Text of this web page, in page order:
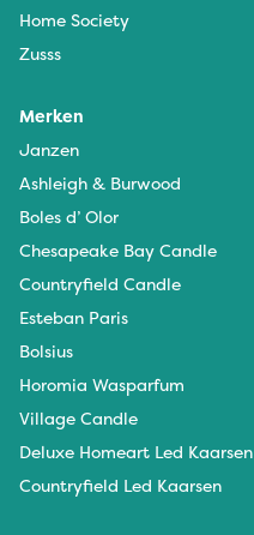
Home Society
Zusss
Merken
Janzen
Ashleigh & Burwood
Boles d’ Olor
Chesapeake Bay Candle
Countryfield Candle
Esteban Paris
Bolsius
Horomia Wasparfum
Village Candle
Deluxe Homeart Led Kaarsen
Countryfield Led Kaarsen